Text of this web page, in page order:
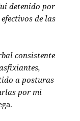
detenido por
de las
consistente
a posturas
por mi